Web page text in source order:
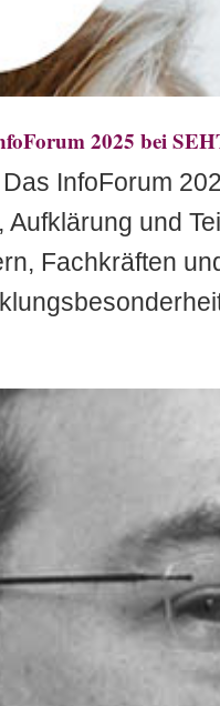
2025 bei
InfoForum
und
Fachkräften